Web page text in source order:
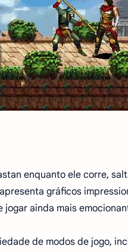
enquanto ele corre,
gráficos
ainda mais
de modos de jogo,